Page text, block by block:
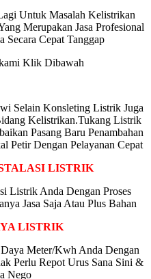
Untuk Masalah Kelistrikan
Merupakan Jasa Profesional
Secara Cepat Tanggap
Klik Dibawah
Selain Konsleting Listrik Juga
Kelistrikan.Tukang Listrik
Pasang Baru Penambahan
Petir Dengan Pelayanan Cepat
LISTRIK
Listrik Anda Dengan Proses
Jasa Saja Atau Plus Bahan
LISTRIK
Meter/Kwh Anda Dengan
Perlu Repot Urus Sana Sini &
Nego